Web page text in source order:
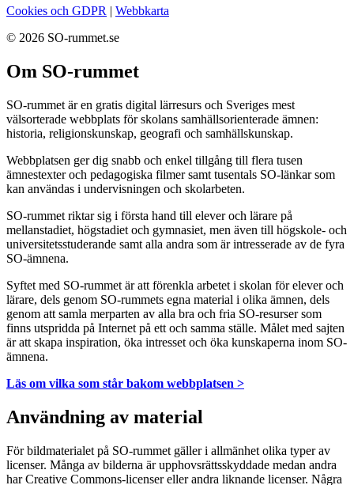
Cookies och GDPR | Webbkarta
© 2026 SO-rummet.se
Om SO-rummet
SO-rummet är en gratis digital lärresurs och Sveriges mest
välsorterade webbplats för skolans samhällsorienterade ämnen:
historia, religionskunskap, geografi och samhällskunskap.
Webbplatsen ger dig snabb och enkel tillgång till flera tusen
ämnestexter och pedagogiska filmer samt tusentals SO-länkar som
kan användas i undervisningen och skolarbeten.
SO-rummet riktar sig i första hand till elever och lärare på
mellanstadiet, högstadiet och gymnasiet, men även till högskole- och
universitetsstuderande samt alla andra som är intresserade av de fyra
SO-ämnena.
Syftet med SO-rummet är att förenkla arbetet i skolan för elever och
lärare, dels genom SO-rummets egna material i olika ämnen, dels
genom att samla merparten av alla bra och fria SO-resurser som
finns utspridda på Internet på ett och samma ställe. Målet med sajten
är att skapa inspiration, öka intresset och öka kunskaperna inom SO-
ämnena.
Läs om vilka som står bakom webbplatsen >
Användning av material
För bildmaterialet på SO-rummet gäller i allmänhet olika typer av
licenser. Många av bilderna är upphovsrättsskyddade medan andra
har Creative Commons-licenser eller andra liknande licenser. Några